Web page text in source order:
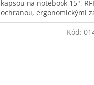
kapsou na notebook 15",
ochranou, ergonomickými
AirMesh a možností
Kód: